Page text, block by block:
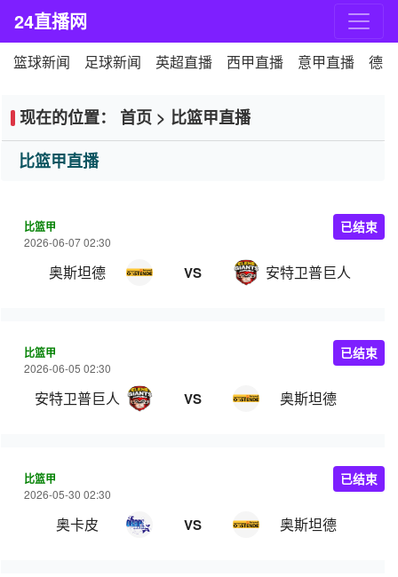
24直播网
篮球新闻 足球新闻 英超直播 西甲直播 意甲直播 德
现在的位置： 首页 > 比篮甲直播
比篮甲直播
比篮甲
2026-06-07 02:30
奥斯坦德 VS 安特卫普巨人
已结束
比篮甲
2026-06-05 02:30
安特卫普巨人 VS 奥斯坦德
已结束
比篮甲
2026-05-30 02:30
奥卡皮 VS 奥斯坦德
已结束